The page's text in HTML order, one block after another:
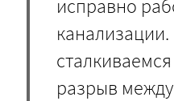
исправно
разрыв